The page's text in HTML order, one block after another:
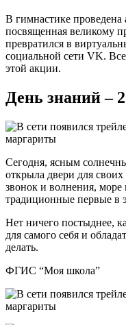
В гимнастике
посвященная великому
превратился в
социальной сети VK.
этой акции.
День знаний –
Сегодня, ясным
открыла двери для
звонок и волнения, море
традиционные первые в
Нет ничего постыднее,
для самого себя и
делать.
ФГИС “Моя школа”